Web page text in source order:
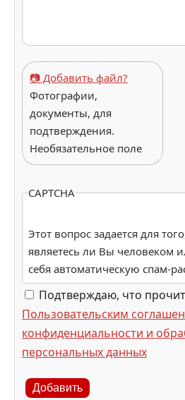
📷 Добавить файл?
Фотографии,
документы, для
подтверждения.
Необязательное поле
CAPTCHA
Этот вопрос задается для
являетесь ли Вы человеком
себя автоматическую спам-
Подтверждаю, что
Пользовательским
конфиденциальности и
персональных данных
Добавить